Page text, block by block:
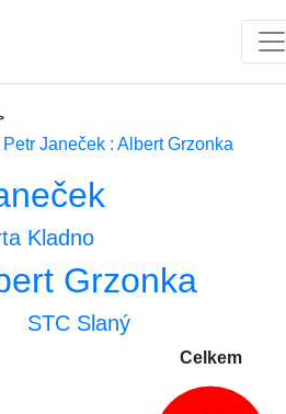
Janeček : Albert Grzonka
Kladno
Grzonka
STC Slaný
Celkem